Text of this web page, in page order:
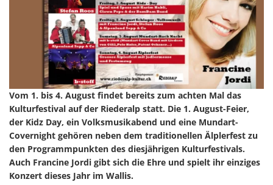
Vom 1. bis 4. August findet bereits zum achten Mal das
Kulturfestival auf der Riederalp statt. Die 1. August-Feier,
der Kidz Day, ein Volksmusikabend und eine Mundart-
Covernight gehören neben dem traditionellen Älplerfest zu
den Programmpunkten des diesjährigen Kulturfestivals.
Auch Francine Jordi gibt sich die Ehre und spielt ihr einziges
Konzert dieses Jahr im Wallis.